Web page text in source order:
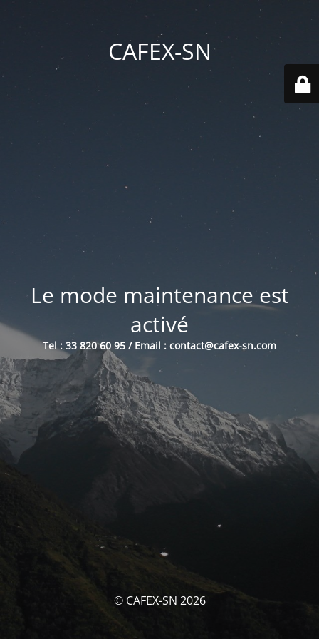
CAFEX-SN
Le mode maintenance est
activé
Tel : 33 820 60 95 / Email : contact@cafex-sn.com
© CAFEX-SN 2026